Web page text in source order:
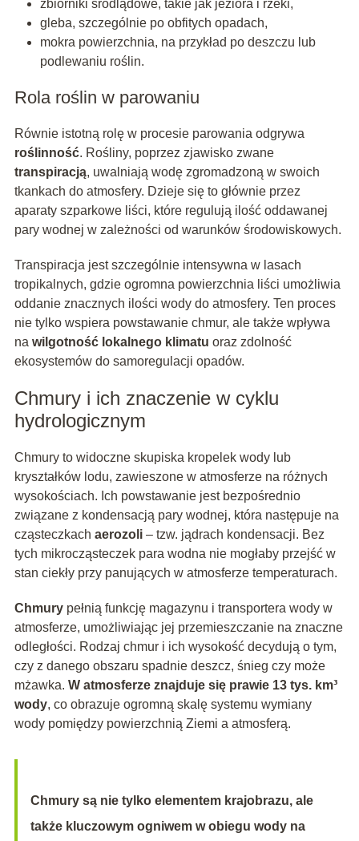
zbiorniki śródlądowe, takie jak jeziora i rzeki,
gleba, szczególnie po obfitych opadach,
mokra powierzchnia, na przykład po deszczu lub
podlewaniu roślin.
Rola roślin w parowaniu
Równie istotną rolę w procesie parowania odgrywa
roślinność. Rośliny, poprzez zjawisko zwane
transpiracją, uwalniają wodę zgromadzoną w swoich
tkankach do atmosfery. Dzieje się to głównie przez
aparaty szparkowe liści, które regulują ilość oddawanej
pary wodnej w zależności od warunków środowiskowych.
Transpiracja jest szczególnie intensywna w lasach
tropikalnych, gdzie ogromna powierzchnia liści umożliwia
oddanie znacznych ilości wody do atmosfery. Ten proces
nie tylko wspiera powstawanie chmur, ale także wpływa
na wilgotność lokalnego klimatu oraz zdolność
ekosystemów do samoregulacji opadów.
Chmury i ich znaczenie w cyklu
hydrologicznym
Chmury to widoczne skupiska kropelek wody lub
kryształków lodu, zawieszone w atmosferze na różnych
wysokościach. Ich powstawanie jest bezpośrednio
związane z kondensacją pary wodnej, która następuje na
cząsteczkach aerozoli– tzw. jądrach kondensacji. Bez
tych mikrocząsteczek para wodna nie mogłaby przejść w
stan ciekły przy panujących w atmosferze temperaturach.
Chmurypełnią funkcję magazynu i transportera wody w
atmosferze, umożliwiając jej przemieszczanie na znaczne
odległości. Rodzaj chmur i ich wysokość decydują o tym,
czy z danego obszaru spadnie deszcz, śnieg czy może
mżawka. W atmosferze znajduje się prawie 13 tys. km³
wody, co obrazuje ogromną skalę systemu wymiany
wody pomiędzy powierzchnią Ziemi a atmosferą.
Chmury są nie tylko elementem krajobrazu, ale
także kluczowym ogniwem w obiegu wody na